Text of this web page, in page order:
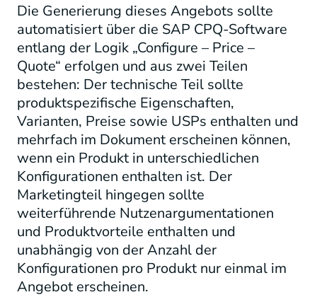
Die Generierung dieses Angebots sollte
automatisiert über die SAP CPQ-Software
entlang der Logik „Configure – Price –
Quote“ erfolgen und aus zwei Teilen
bestehen: Der technische Teil sollte
produktspezifische Eigenschaften,
Varianten, Preise sowie USPs enthalten und
mehrfach im Dokument erscheinen können,
wenn ein Produkt in unterschiedlichen
Konfigurationen enthalten ist. Der
Marketingteil hingegen sollte
weiterführende Nutzenargumentationen
und Produktvorteile enthalten und
unabhängig von der Anzahl der
Konfigurationen pro Produkt nur einmal im
Angebot erscheinen.